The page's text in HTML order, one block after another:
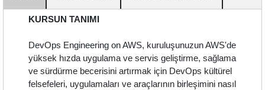
KURSUN TANIMI
DevOps Engineering on AWS, kuruluşunuzun AWS'de
yüksek hızda uygulama ve servis geliştirme, sağlama
ve sürdürme becerisini artırmak için DevOps kültürel
felsefeleri, uygulamaları ve araçlarının birleşimini nasıl